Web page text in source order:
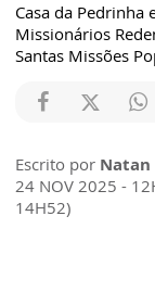
Casa da Pedrinha
Missionários
Santas Missões
Escrito por Natan
24 NOV 2025 -
14H52)